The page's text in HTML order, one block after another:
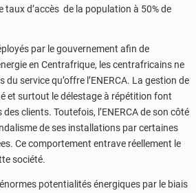
taux d’accès de la population à 50% de
par le gouvernement afin de
en Centrafrique, les centrafricains ne
service qu’offre l’ENERCA. La gestion de
et surtout le délestage à répétition font
clients. Toutefois, l’ENERCA de son côté
de ses installations par certaines
Ce comportement entrave réellement le
société.
potentialités énergiques par le biais